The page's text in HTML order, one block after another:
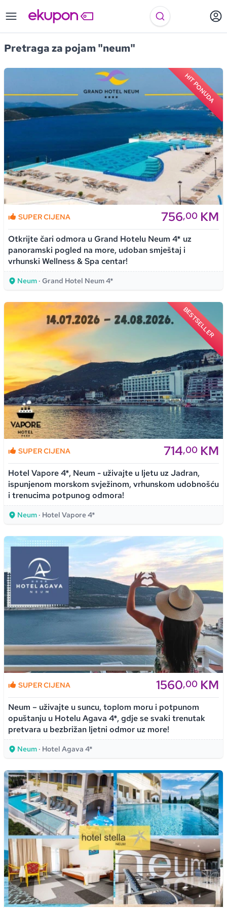
Pretraga za pojam "neum"
HIT PONUDA
SUPER CIJENA 756,00 KM
Otkrijte čari odmora u Grand Hotelu Neum 4* uz
panoramski pogled na more, udoban smještaj i
vrhunski Wellness & Spa centar!
Neum · Grand Hotel Neum 4*
BESTSELLER
SUPER CIJENA 714,00 KM
Hotel Vapore 4*, Neum - uživajte u ljetu uz Jadran,
ispunjenom morskom svježinom, vrhunskom udobnošću
i trenucima potpunog odmora!
Neum · Hotel Vapore 4*
SUPER CIJENA 1560,00 KM
Neum – uživajte u suncu, toplom moru i potpunom
opuštanju u Hotelu Agava 4*, gdje se svaki trenutak
pretvara u bezbrižan ljetni odmor uz more!
Neum · Hotel Agava 4*